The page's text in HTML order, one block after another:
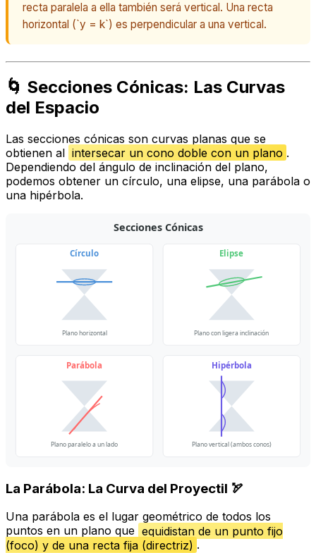
recta paralela a ella también será vertical. Una recta
horizontal (`y = k`) es perpendicular a una vertical.
🌀 Secciones Cónicas: Las Curvas
del Espacio
Las secciones cónicas son curvas planas que se
obtienen al intersecar un cono doble con un plano .
Dependiendo del ángulo de inclinación del plano,
podemos obtener un círculo, una elipse, una parábola o
una hipérbola.
Secciones Cónicas
Círculo
Plano horizontal
Elipse
Plano con ligera inclinación
Parábola
Plano paralelo a un lado
Hipérbola
Plano vertical (ambos conos)
La Parábola: La Curva del Proyectil 🏹
Una parábola es el lugar geométrico de todos los
puntos en un plano que equidistan de un punto fijo
(foco) y de una recta fija (directriz) .